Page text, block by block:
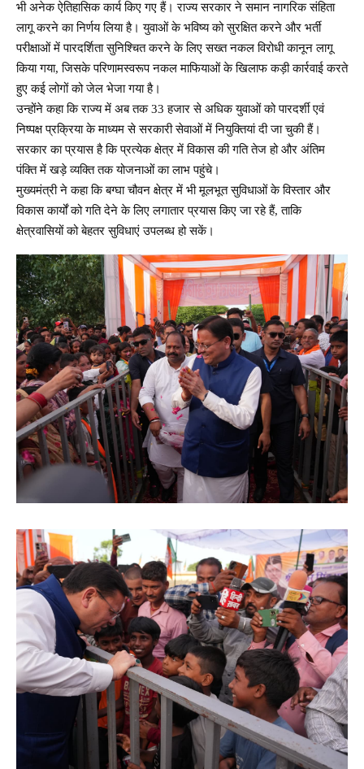
भी अनेक ऐतिहासिक कार्य किए गए हैं। राज्य सरकार ने समान नागरिक संहिता
लागू करने का निर्णय लिया है। युवाओं के भविष्य को सुरक्षित करने और भर्ती
परीक्षाओं में पारदर्शिता सुनिश्चित करने के लिए सख्त नकल विरोधी कानून लागू
किया गया, जिसके परिणामस्वरूप नकल माफियाओं के खिलाफ कड़ी कार्रवाई करते
हुए कई लोगों को जेल भेजा गया है।
उन्होंने कहा कि राज्य में अब तक 33 हजार से अधिक युवाओं को पारदर्शी एवं
निष्पक्ष प्रक्रिया के माध्यम से सरकारी सेवाओं में नियुक्तियां दी जा चुकी हैं।
सरकार का प्रयास है कि प्रत्येक क्षेत्र में विकास की गति तेज हो और अंतिम
पंक्ति में खड़े व्यक्ति तक योजनाओं का लाभ पहुंचे।
मुख्यमंत्री ने कहा कि बग्घा चौवन क्षेत्र में भी मूलभूत सुविधाओं के विस्तार और
विकास कार्यों को गति देने के लिए लगातार प्रयास किए जा रहे हैं, ताकि
क्षेत्रवासियों को बेहतर सुविधाएं उपलब्ध हो सकें।